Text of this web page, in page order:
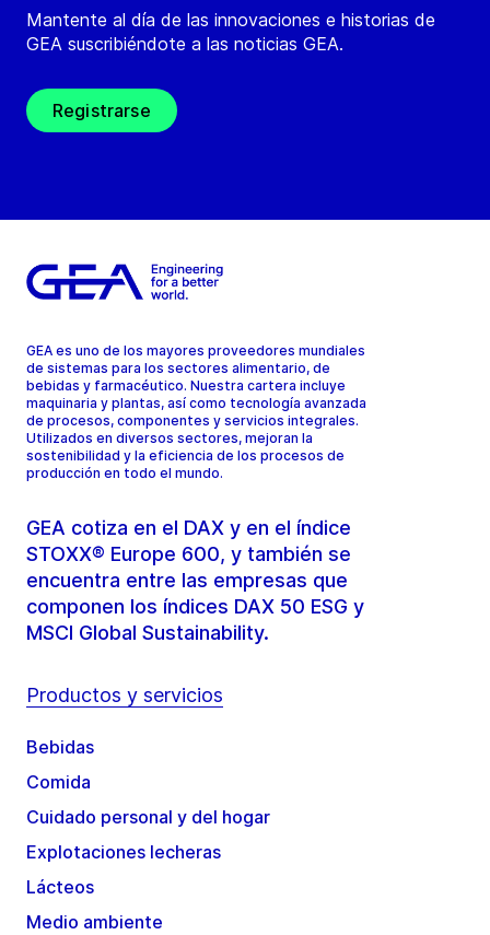
Mantente al día de las innovaciones e historias de
GEA suscribiéndote a las noticias GEA.
Registrarse
GEA es uno de los mayores proveedores mundiales
de sistemas para los sectores alimentario, de
bebidas y farmacéutico. Nuestra cartera incluye
maquinaria y plantas, así como tecnología avanzada
de procesos, componentes y servicios integrales.
Utilizados en diversos sectores, mejoran la
sostenibilidad y la eficiencia de los procesos de
producción en todo el mundo.
GEA cotiza en el DAX y en el índice
STOXX® Europe 600, y también se
encuentra entre las empresas que
componen los índices DAX 50 ESG y
MSCI Global Sustainability.
Productos y servicios
Bebidas
Comida
Cuidado personal y del hogar
Explotaciones lecheras
Lácteos
Medio ambiente